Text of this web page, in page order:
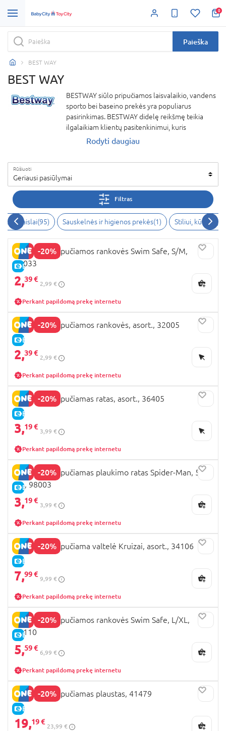
0
Paieška
BEST WAY
BEST WAY
BESTWAY siūlo pripučiamos laisvalaikio, vandens
sporto bei baseino prekės yra populiarus
pasirinkimas. BESTWAY didelę reikšmę teikia
ilgalaikiam klientų pasitenkinimui, kuris
pasiekiamas vykdant vertikaliai integruotos
Rodyti daugiau
Rūšiuoti
Geriausi pasiūlymai
Filtras
žaislai(95) Sauskelnės ir higienos prekės(1) Stiliui, kūrybai,
-20%
E-KAINA
BESTWAY pripučiamos rankovės Swim Safe, S/M,
32033
2,39 €
2,99 €
Perkant papildomą prekę internetu
-20%
E-KAINA
BESTWAY pripučiamos rankovės, asort., 32005
2,39 €
2,99 €
Perkant papildomą prekę internetu
-20%
E-KAINA
BESTWAY pripučiamas ratas, asort., 36405
3,19 €
3,99 €
Perkant papildomą prekę internetu
-20%
E-KAINA
BESTWAY pripučiamas plaukimo ratas Spider-Man, 56
cm, 98003
3,19 €
3,99 €
Perkant papildomą prekę internetu
-20%
E-KAINA
BESTWAY pripučiama valtelė Kruizai, asort., 34106
7,99 €
9,99 €
Perkant papildomą prekę internetu
-20%
E-KAINA
BESTWAY pripučiamos rankovės Swim Safe, L/XL,
32110
5,59 €
6,99 €
Perkant papildomą prekę internetu
-20%
E-KAINA
BESTWAY pripučiamas plaustas, 41479
19,19 €
23,99 €